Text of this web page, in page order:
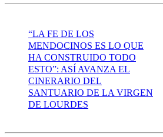
“LA FE DE LOS
MENDOCINOS ES LO QUE
HA CONSTRUIDO TODO
ESTO”: ASÍ AVANZA EL
CINERARIO DEL
SANTUARIO DE LA VIRGEN
DE LOURDES